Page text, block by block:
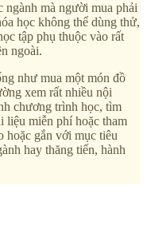
mà người mua phải
học không thể dùng thử,
tập phụ thuộc vào rất
ngoài.
như mua một món đồ
xem rất nhiều nội
chương trình học, tìm
liệu miễn phí hoặc tham
hoặc gắn với mục tiêu
hay thăng tiến, hành